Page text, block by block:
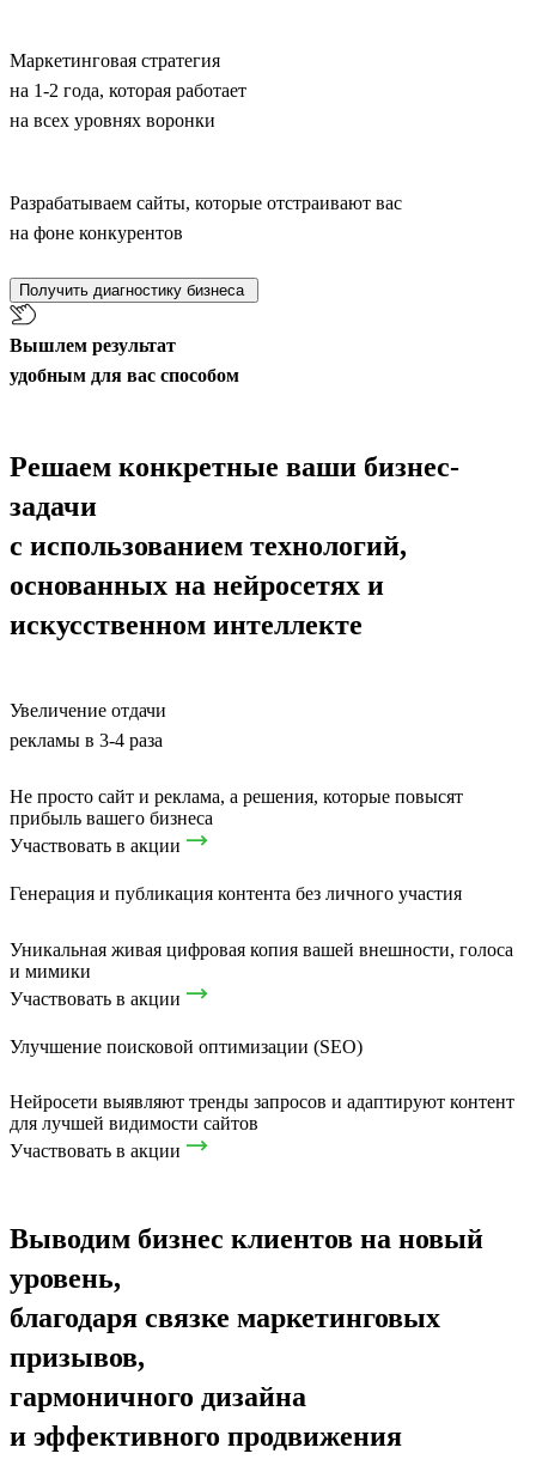
Маркетинговая стратегия
на 1-2 года, которая работает
на всех уровнях воронки
Разрабатываем сайты, которые отстраивают вас
на фоне конкурентов
Получить диагностику бизнеса
Вышлем результат
удобным для вас способом
Решаем конкретные ваши бизнес-
задачи
с использованием технологий,
основанных на нейросетях и
искусственном интеллекте
Увеличение отдачи
рекламы в 3-4 раза
Не просто сайт и реклама, а решения, которые повысят
прибыль вашего бизнеса
Участвовать в акции
Генерация и публикация контента без личного участия
Уникальная живая цифровая копия вашей внешности, голоса
и мимики
Участвовать в акции
Улучшение поисковой оптимизации (SEO)
Нейросети выявляют тренды запросов и адаптируют контент
для лучшей видимости сайтов
Участвовать в акции
Выводим бизнес клиентов на новый
уровень,
благодаря связке маркетинговых
призывов,
гармоничного дизайна
и эффективного продвижения